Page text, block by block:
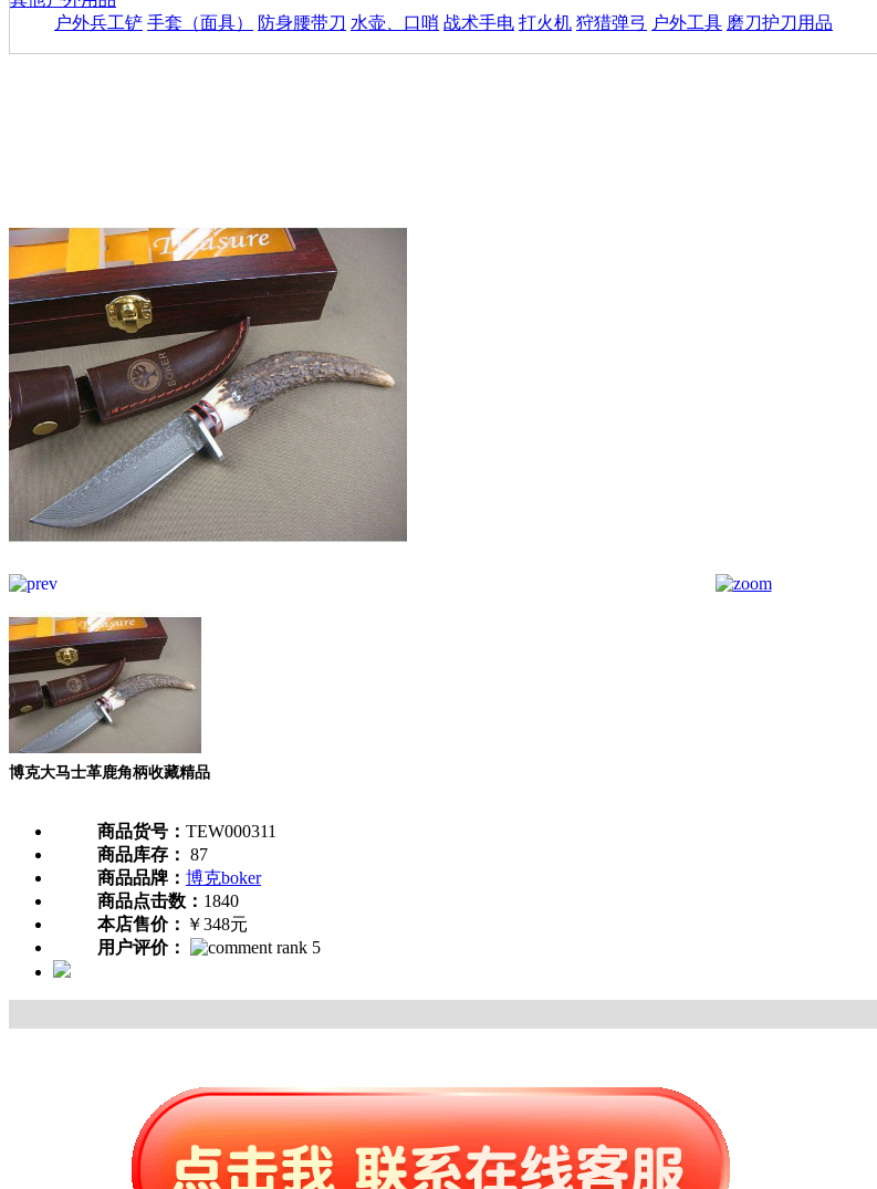
户外兵工铲 手套（面具） 防身腰带刀 水壶、口哨 战术手电 打火机 狩猎弹弓 户外工具 磨刀护刀用品
博克大马士革鹿角柄收藏精品
商品货号： TEW000311
商品库存： 87
商品品牌： 博克boker
商品点击数： 1840
本店售价： ￥348元
用户评价：